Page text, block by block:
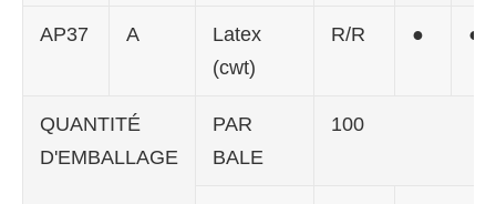
AP37 A
Latex
(cwt)
R/R ● ●
QUANTITÉ
D'EMBALLAGE
PAR
BALE
100